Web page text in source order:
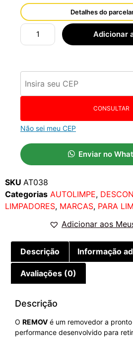
Detalhes do
Adicionar
CONSULTAR
Não sei meu CEP
Enviar no
SKU AT038
Categorias AUTOLIMPE,
LIMPADORES, MARCAS, PARA
Adicionar aos
Descrição Informação
Avaliações (0)
Descrição
O REMOV é um removedor a
performance desenvolvido para